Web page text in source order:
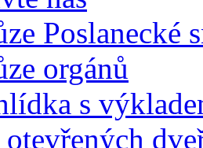
Poslanecké
orgánů
s